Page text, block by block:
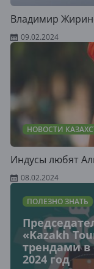
Владимир
09.02.2024
НОВОСТИ
Индусы любят
08.02.2024
ПОЛЕЗНО ЗНАТЬ
«Kazakh
трендами в
2024 год